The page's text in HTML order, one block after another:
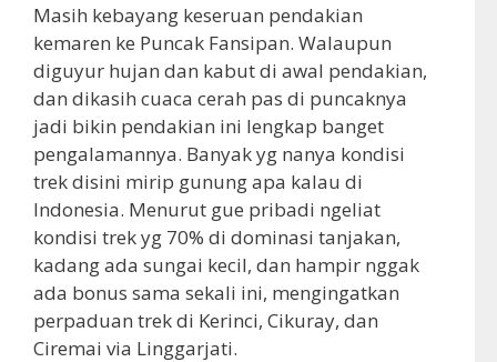
Masih kebayang keseruan pendakian
kemaren ke Puncak Fansipan. Walaupun
diguyur hujan dan kabut di awal pendakian,
dan dikasih cuaca cerah pas di puncaknya
jadi bikin pendakian ini lengkap banget
pengalamannya. Banyak yg nanya kondisi
trek disini mirip gunung apa kalau di
Indonesia. Menurut gue pribadi ngeliat
kondisi trek yg 70% di dominasi tanjakan,
kadang ada sungai kecil, dan hampir nggak
ada bonus sama sekali ini, mengingatkan
perpaduan trek di Kerinci, Cikuray, dan
Ciremai via Linggarjati.